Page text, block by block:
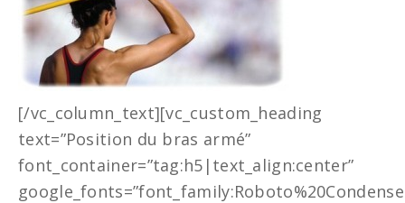
[/vc_column_text][vc_custom_heading
text=”Position du bras armé”
font_container=”tag:h5|text_align:center”